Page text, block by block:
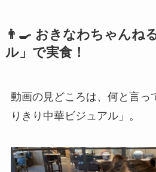
👨‍🍳 おきなわちゃんね
ル」で実食！
動画の見どころは、何と言っ
りきり中華ビジュアル」。